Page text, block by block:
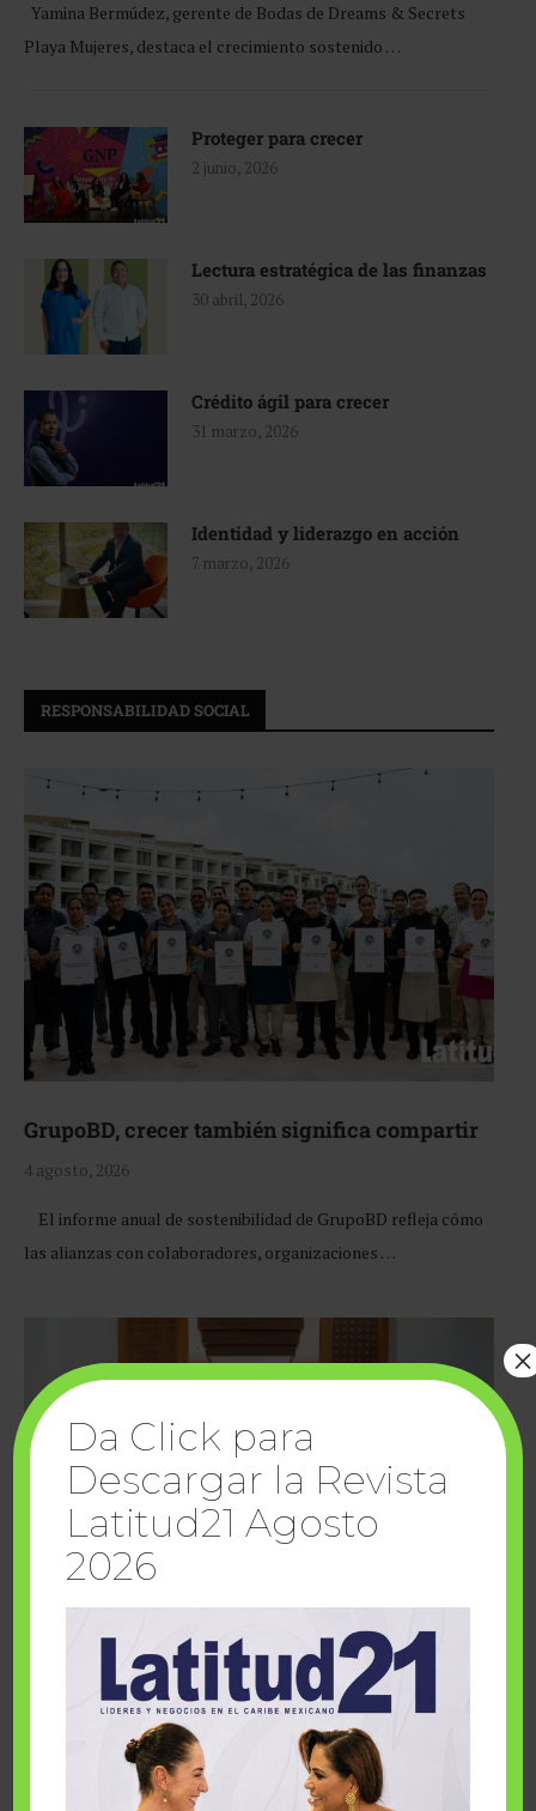
Yamina Bermúdez, gerente de Bodas de Dreams & Secrets
Playa Mujeres, destaca el crecimiento sostenido …
Proteger para crecer
2 junio, 2026
Lectura estratégica de las finanzas
30 abril, 2026
Crédito ágil para crecer
31 marzo, 2026
Identidad y liderazgo en acción
7 marzo, 2026
RESPONSABILIDAD SOCIAL
GrupoBD, crecer también significa compartir
4 agosto, 2026
El informe anual de sostenibilidad de GrupoBD refleja cómo
las alianzas con colaboradores, organizaciones …
Cuando la solidaridad inspira; cumplen
sueños Fairmont Mayakoba y Make-A-Wish
Da Click para
Descargar la Revista
Latitud21 Agosto
2026
×